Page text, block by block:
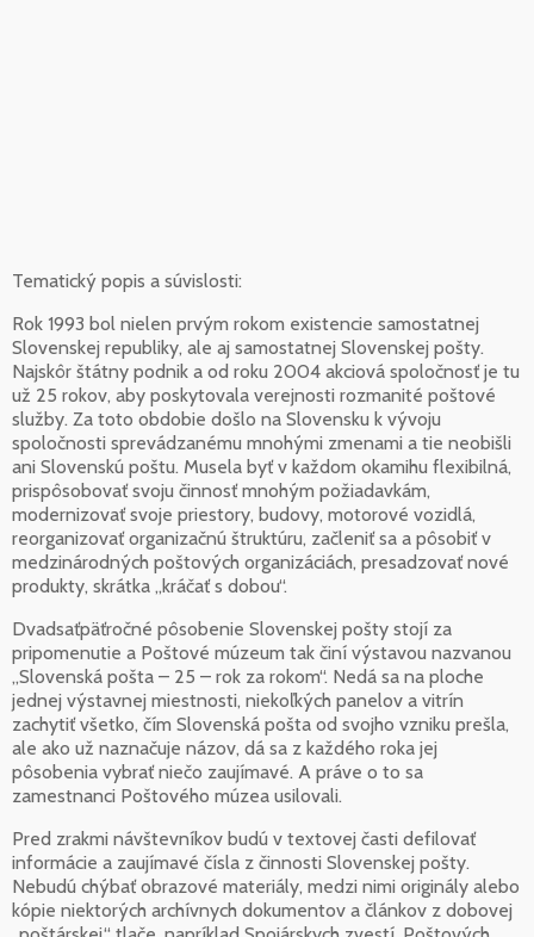
Tematický popis a súvislosti:
Rok 1993 bol nielen prvým rokom existencie samostatnej
Slovenskej republiky, ale aj samostatnej Slovenskej pošty.
Najskôr štátny podnik a od roku 2004 akciová spoločnosť je tu
už 25 rokov, aby poskytovala verejnosti rozmanité poštové
služby. Za toto obdobie došlo na Slovensku k vývoju
spoločnosti sprevádzanému mnohými zmenami a tie neobišli
ani Slovenskú poštu. Musela byť v každom okamihu flexibilná,
prispôsobovať svoju činnosť mnohým požiadavkám,
modernizovať svoje priestory, budovy, motorové vozidlá,
reorganizovať organizačnú štruktúru, začleniť sa a pôsobiť v
medzinárodných poštových organizáciách, presadzovať nové
produkty, skrátka „kráčať s dobou“.
Dvadsaťpäťročné pôsobenie Slovenskej pošty stojí za
pripomenutie a Poštové múzeum tak činí výstavou nazvanou
„Slovenská pošta – 25 – rok za rokom“. Nedá sa na ploche
jednej výstavnej miestnosti, niekoľkých panelov a vitrín
zachytiť všetko, čím Slovenská pošta od svojho vzniku prešla,
ale ako už naznačuje názov, dá sa z každého roka jej
pôsobenia vybrať niečo zaujímavé. A práve o to sa
zamestnanci Poštového múzea usilovali.
Pred zrakmi návštevníkov budú v textovej časti defilovať
informácie a zaujímavé čísla z činnosti Slovenskej pošty.
Nebudú chýbať obrazové materiály, medzi nimi originály alebo
kópie niektorých archívnych dokumentov a článkov z dobovej